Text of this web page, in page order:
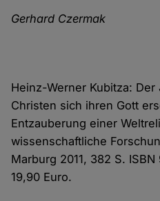
Gerhard Czermak
Heinz-Werner Kubitza:
Christen sich ihren Gott
Entzauberung einer
wissenschaftliche
Marburg 2011, 382 S.
19,90 Euro.